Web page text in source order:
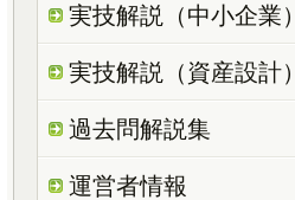
実技解説（中小企業）
実技解説（資産設計）
過去問解説集
運営者情報